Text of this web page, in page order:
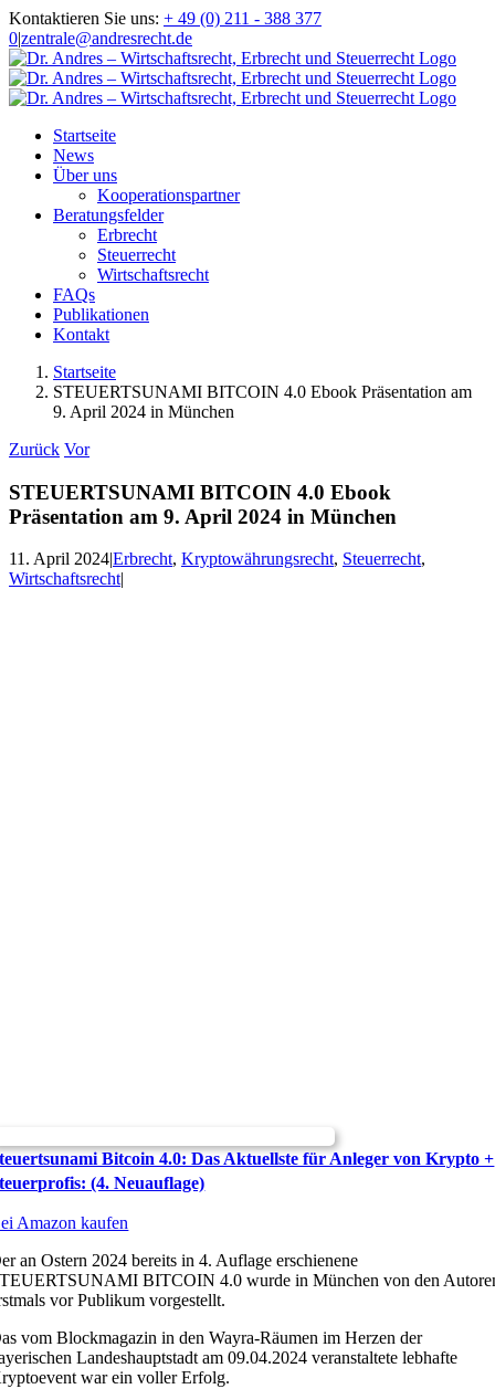
Zum
Inhalt
springen
Kontaktieren Sie uns: + 49 (0) 211 - 388 377
0|zentrale@andresrecht.de
Startseite
News
Über uns
Kooperationspartner
Beratungsfelder
Erbrecht
Steuerrecht
Wirtschaftsrecht
FAQs
Publikationen
Kontakt
Startseite
STEUERTSUNAMI BITCOIN 4.0 Ebook Präsentation am
9. April 2024 in München
Zurück Vor
STEUERTSUNAMI BITCOIN 4.0 Ebook
Präsentation am 9. April 2024 in München
11. April 2024|Erbrecht, Kryptowährungsrecht, Steuerrecht,
Wirtschaftsrecht|
Bitcoin 4.0: Das Aktuellste für Anleger von Krypto +
(4. Neuauflage)
Amazon kaufen
an Ostern 2024 bereits in 4. Auflage erschienene
BITCOIN 4.0 wurde in München von den
vor Publikum vorgestellt.
vom Blockmagazin in den Wayra-Räumen im Herzen der
Landeshauptstadt am 09.04.2024 veranstaltete lebhafte
war ein voller Erfolg.